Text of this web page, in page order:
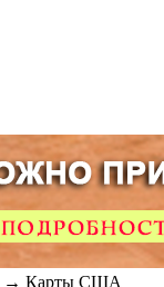
→ Карты США